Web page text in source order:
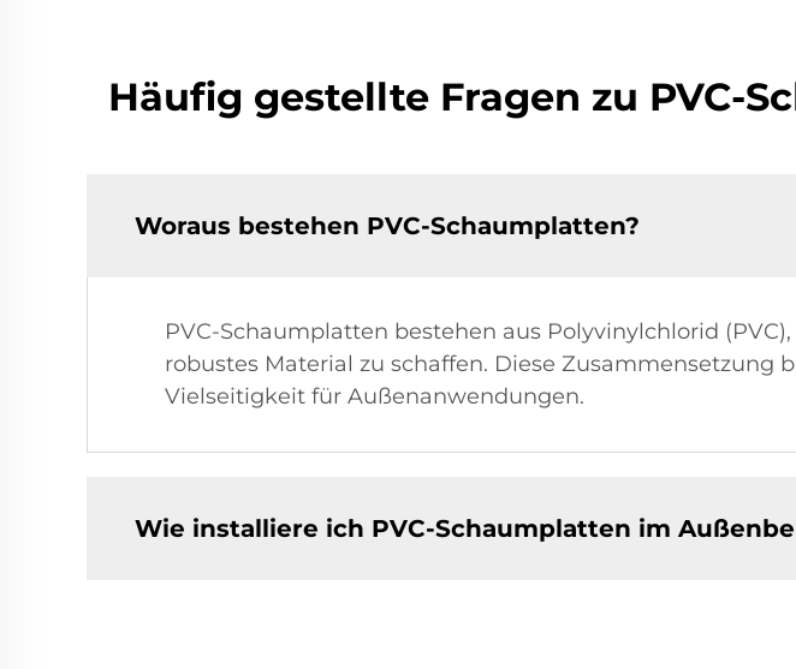
Häufig gestellte Fragen zu PVC-
Woraus bestehen PVC-Schaumplatten?
PVC-Schaumplatten bestehen aus Polyvinylchlorid
robustes Material zu schaffen. Diese
Vielseitigkeit für Außenanwendungen.
Wie installiere ich PVC-Schaumplatten im